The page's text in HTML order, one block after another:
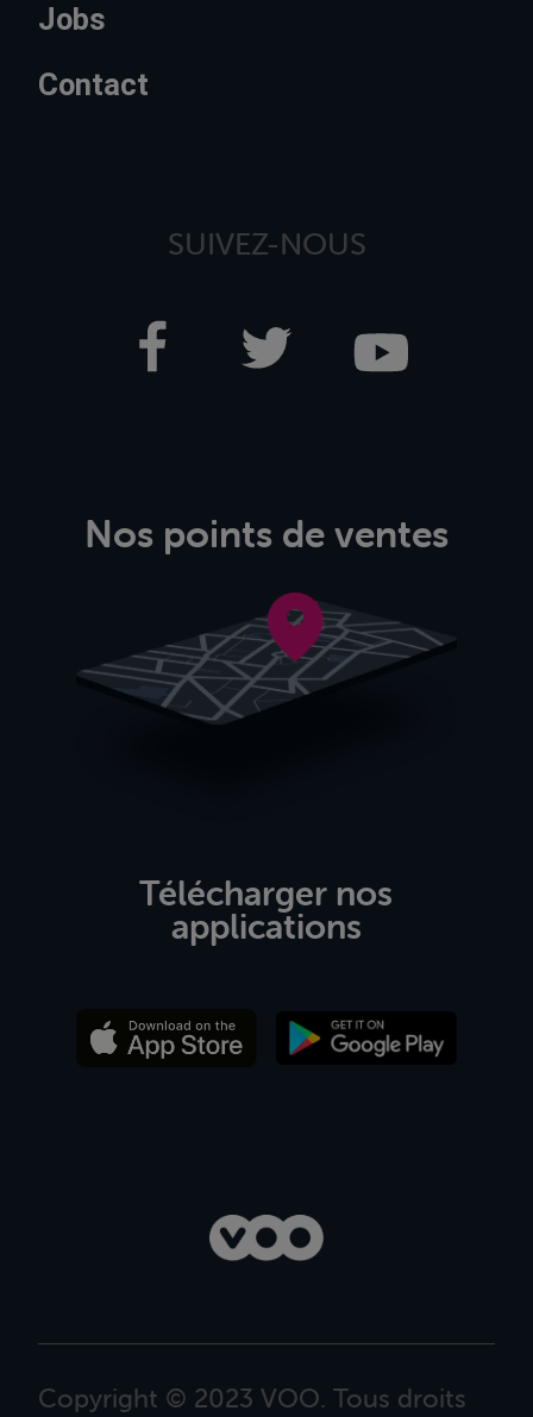
Jobs
Contact
SUIVEZ-NOUS
Nos points de ventes
Télécharger nos
applications
Copyright © 2023 VOO. Tous droits